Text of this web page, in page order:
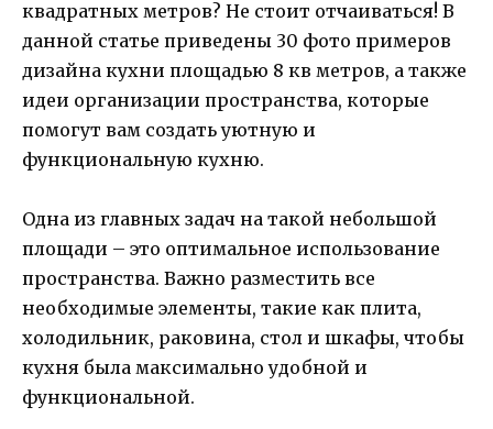
квадратных метров? Не стоит отчаиваться! В
данной статье приведены 30 фото примеров
дизайна кухни площадью 8 кв метров, а также
идеи организации пространства, которые
помогут вам создать уютную и
функциональную кухню.
Одна из главных задач на такой небольшой
площади – это оптимальное использование
пространства. Важно разместить все
необходимые элементы, такие как плита,
холодильник, раковина, стол и шкафы, чтобы
кухня была максимально удобной и
функциональной.